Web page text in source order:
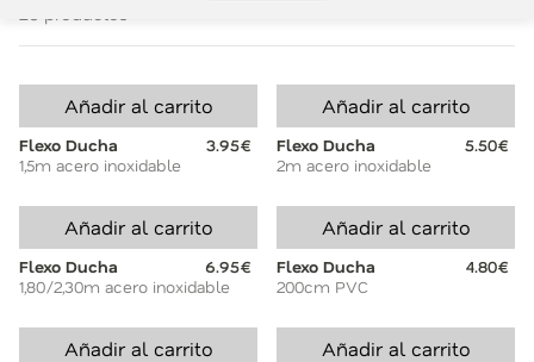
20 productos
Añadir al carrito
Flexo Ducha
3.95€
1,5m acero inoxidable
Añadir al carrito
Flexo Ducha
5.50€
2m acero inoxidable
Añadir al carrito
Flexo Ducha
6.95€
1,80/2,30m acero inoxidable
Añadir al carrito
Flexo Ducha
4.80€
200cm PVC
Añadir al carrito Añadir al carrito